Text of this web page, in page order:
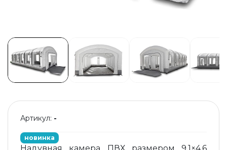
Артикул: -
новинка
Надувная камера ПВХ размером 9,1×4,6